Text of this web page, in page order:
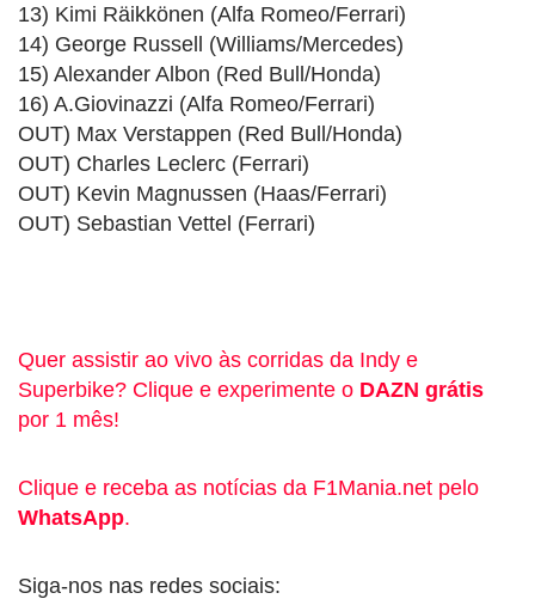
13) Kimi Räikkönen (Alfa Romeo/Ferrari)
14) George Russell (Williams/Mercedes)
15) Alexander Albon (Red Bull/Honda)
16) A.Giovinazzi (Alfa Romeo/Ferrari)
OUT) Max Verstappen (Red Bull/Honda)
OUT) Charles Leclerc (Ferrari)
OUT) Kevin Magnussen (Haas/Ferrari)
OUT) Sebastian Vettel (Ferrari)
Quer assistir ao vivo às corridas da Indy e
Superbike? Clique e experimente o DAZN grátis
por 1 mês!
Clique e receba as notícias da F1Mania.net pelo
WhatsApp.
Siga-nos nas redes sociais: